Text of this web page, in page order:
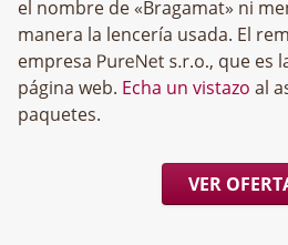
el nombre de «Bragamat» ni
manera la lencería usada. El
empresa
, que es
página web. Echa un vistazo al
paquetes.
VER